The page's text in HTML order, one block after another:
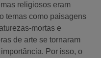
religiosos eram
temas como paisagens
mortas e
de arte se tornaram
Por isso, o